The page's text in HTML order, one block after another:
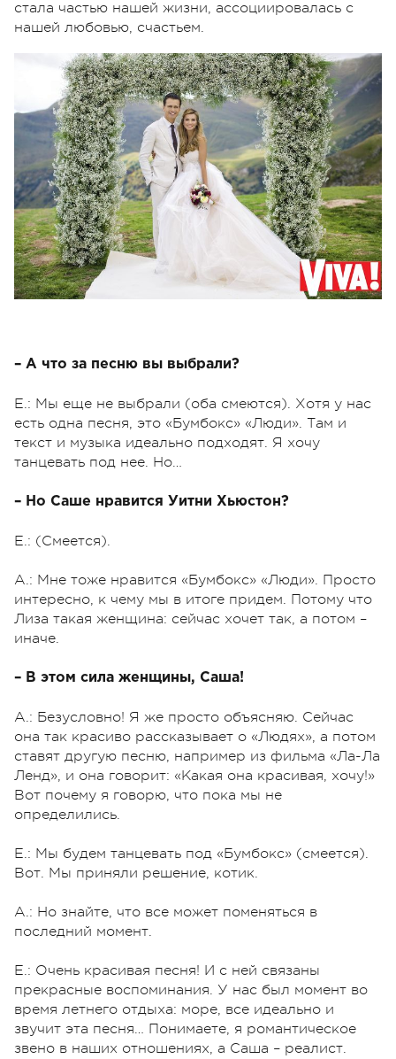
стала частью нашей жизни, ассоциировалась с
нашей любовью, счастьем.
– А что за песню вы выбрали?
Е.: Мы еще не выбрали (оба смеются). Хотя у нас
есть одна песня, это «Бумбокс» «Люди». Там и
текст и музыка идеально подходят. Я хочу
танцевать под нее. Но…
– Но Саше нравится Уитни Хьюстон?
Е.: (Смеется).
А.: Мне тоже нравится «Бумбокс» «Люди». Просто
интересно, к чему мы в итоге придем. Потому что
Лиза такая женщина: сейчас хочет так, а потом –
иначе.
– В этом сила женщины, Саша!
А.: Безусловно! Я же просто объясняю. Сейчас
она так красиво рассказывает о «Людях», а потом
ставят другую песню, например из фильма «Ла-Ла
Ленд», и она говорит: «Какая она красивая, хочу!»
Вот почему я говорю, что пока мы не
определились.
Е.: Мы будем танцевать под «Бумбокс» (смеется).
Вот. Мы приняли решение, котик.
А.: Но знайте, что все может поменяться в
последний момент.
Е.: Очень красивая песня! И с ней связаны
прекрасные воспоминания. У нас был момент во
время летнего отдыха: море, все идеально и
звучит эта песня… Понимаете, я романтическое
звено в наших отношениях, а Саша – реалист.